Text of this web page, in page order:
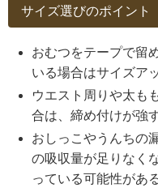
サイズ選びのポイント
おむつをテープで留
いる場合はサイズア
ウエスト周りや太も
合は、締め付けが強
おしっこやうんちの
の吸収量が足りなく
っている可能性がある